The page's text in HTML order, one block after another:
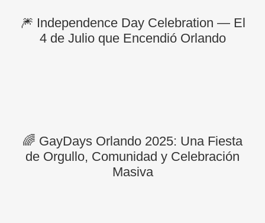
🎆 Independence Day Celebration — El
4 de Julio que Encendió Orlando
🌈 GayDays Orlando 2025: Una Fiesta
de Orgullo, Comunidad y Celebración
Masiva